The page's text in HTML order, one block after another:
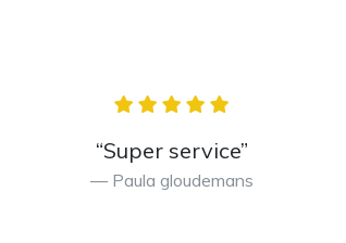
“Super service”
Paula gloudemans